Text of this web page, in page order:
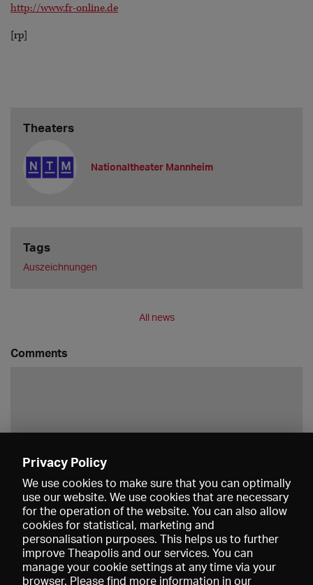
http://www.fr-online.de
[rp]
Theaters
Nationaltheater Mannheim
Tags
Auszeichnungen
All news
Comments
Privacy Policy
We use cookies to make sure that you can optimally
use our website. We use cookies that are necessary
for the operation of the website. You can also allow
cookies for statistical, marketing and
personalisation purposes. This helps us to further
improve Theapolis and our services. You can
manage your cookie settings at any time via your
browser. Please find more information in our